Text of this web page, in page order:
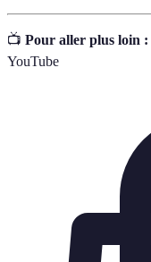
📺 Pour aller plus loin :
YouTube